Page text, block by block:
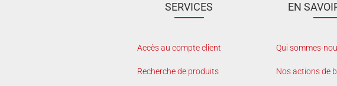
SERVICES
Accès au compte client
Recherche de produits
EN
Qui sommes-
Nos actions de